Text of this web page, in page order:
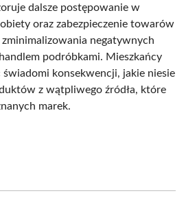
dalsze postępowanie w
oraz zabezpieczenie towarów
negatywnych
podróbkami. Mieszkańcy
konsekwencji, jakie niesie
z wątpliwego źródła, które
marek.